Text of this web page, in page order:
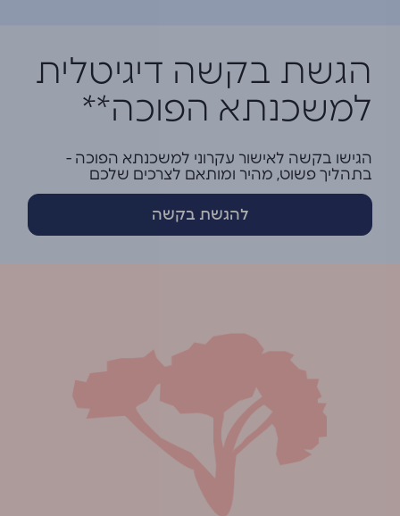
הגשת בקשה דיגיטלית
למשכנתא הפוכה**
הגישו בקשה לאישור עקרוני למשכנתא הפוכה -
בתהליך פשוט, מהיר ומותאם לצרכים שלכם
להגשת בקשה